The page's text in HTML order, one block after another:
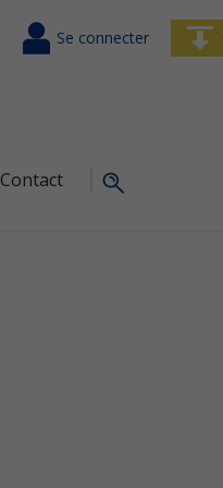
Contact
Se connecter